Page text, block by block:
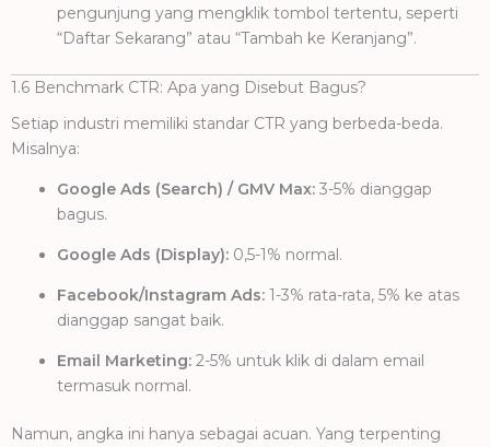
pengunjung yang mengklik tombol tertentu, seperti
“Daftar Sekarang” atau “Tambah ke Keranjang”.
1.6 Benchmark CTR: Apa yang Disebut Bagus?
Setiap industri memiliki standar CTR yang berbeda-beda.
Misalnya:
Google Ads (Search) / GMV Max: 3-5% dianggap
bagus.
Google Ads (Display): 0,5-1% normal.
Facebook/Instagram Ads: 1-3% rata-rata, 5% ke atas
dianggap sangat baik.
Email Marketing: 2-5% untuk klik di dalam email
termasuk normal.
Namun, angka ini hanya sebagai acuan. Yang terpenting